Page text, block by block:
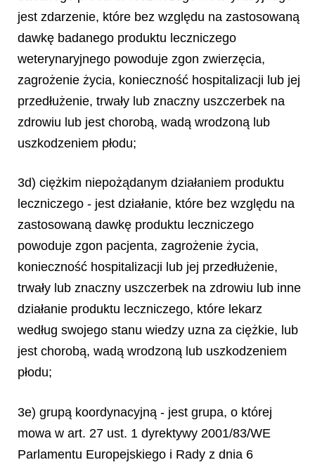
jest zdarzenie, które bez względu na zastosowaną
dawkę badanego produktu leczniczego
weterynaryjnego powoduje zgon zwierzęcia,
zagrożenie życia, konieczność hospitalizacji lub jej
przedłużenie, trwały lub znaczny uszczerbek na
zdrowiu lub jest chorobą, wadą wrodzoną lub
uszkodzeniem płodu;
3d) ciężkim niepożądanym działaniem produktu
leczniczego - jest działanie, które bez względu na
zastosowaną dawkę produktu leczniczego
powoduje zgon pacjenta, zagrożenie życia,
konieczność hospitalizacji lub jej przedłużenie,
trwały lub znaczny uszczerbek na zdrowiu lub inne
działanie produktu leczniczego, które lekarz
według swojego stanu wiedzy uzna za ciężkie, lub
jest chorobą, wadą wrodzoną lub uszkodzeniem
płodu;
3e) grupą koordynacyjną - jest grupa, o której
mowa w art. 27 ust. 1 dyrektywy 2001/83/WE
Parlamentu Europejskiego i Rady z dnia 6